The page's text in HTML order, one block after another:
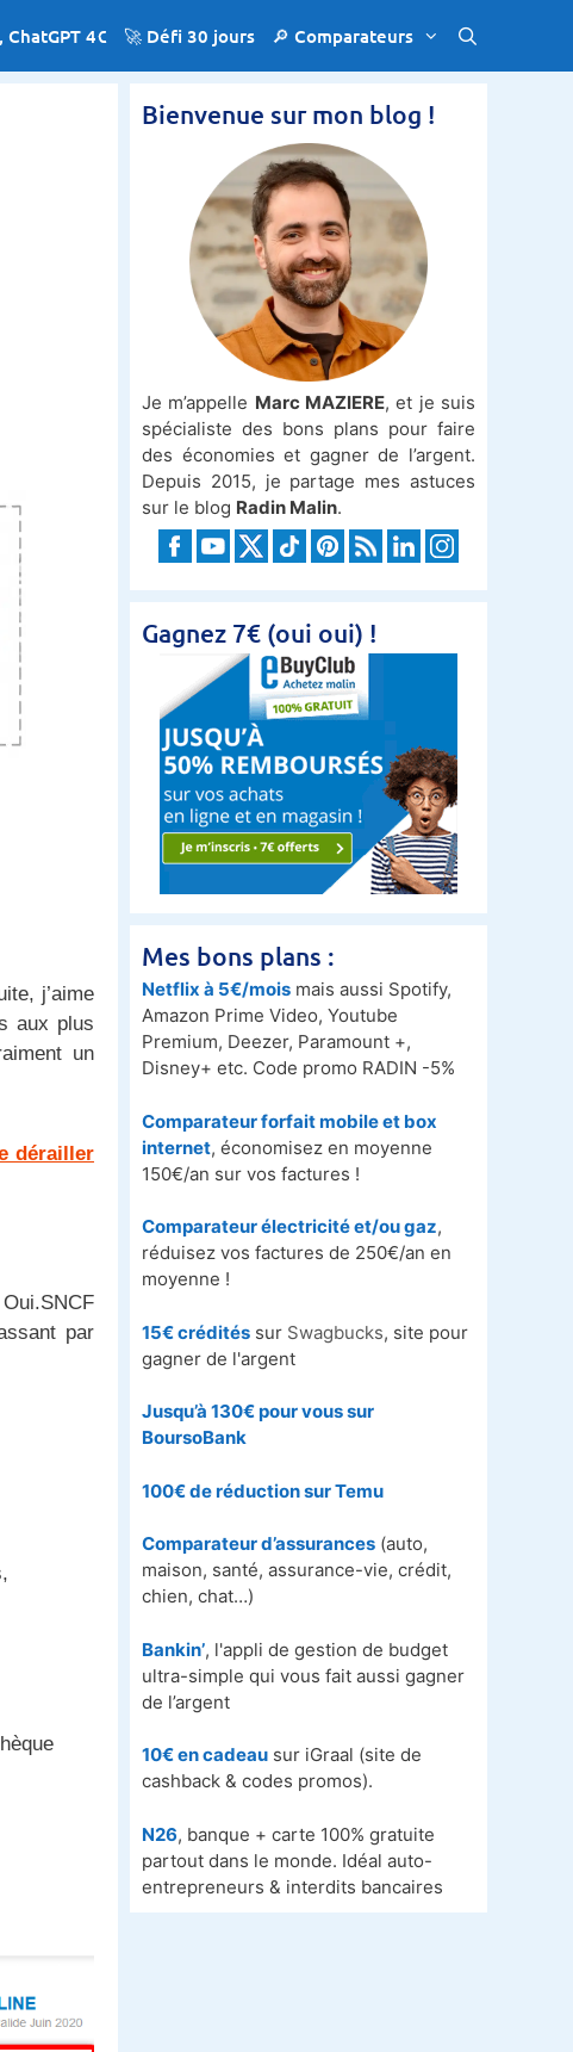
4€ 🚀 Défi 30 jours 🔎 Comparateurs
j’aime
aux plus
un
dérailler
par
Bienvenue sur mon blog !
Je m’appelle Marc MAZIERE, et je suis
spécialiste des bons plans pour faire
des économies et gagner de l’argent.
Depuis 2015, je partage mes astuces
sur le blog Radin Malin.
Gagnez 7€ (oui oui) !
Mes bons plans :
Netflix à 5€/mois mais aussi Spotify,
Amazon Prime Video, Youtube
Premium, Deezer, Paramount +,
Disney+ etc. Code promo RADIN -5%
Comparateur forfait mobile et box
internet, économisez en moyenne
150€/an sur vos factures !
Comparateur électricité et/ou gaz,
réduisez vos factures de 250€/an en
moyenne !
15€ crédités sur Swagbucks, site pour
gagner de l'argent
Jusqu’à 130€ pour vous sur
BoursoBank
100€ de réduction surTemu
Comparateur d’assurances (auto,
maison, santé, assurance-vie, crédit,
chien, chat…)
Bankin’, l'appli de gestion de budget
ultra-simple qui vous fait aussi gagner
de l’argent
10€ en cadeau sur iGraal (site de
cashback & codes promos).
N26, banque + carte 100% gratuite
partout dans le monde. Idéal auto-
entrepreneurs & interdits bancaires